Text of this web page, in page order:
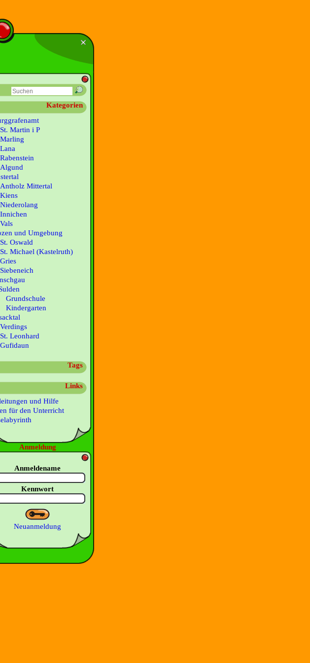
Kategorien
St. Martin i P
Marling
Lana
Rabenstein
Algund
Antholz Mittertal
Kiens
Niederolang
Innichen
Vals
und Umgebung
St. Oswald
St. Michael (Kastelruth)
Gries
Siebeneich
Grundschule
Kindergarten
Verdings
St. Leonhard
Gufidaun
Tags
Links
und Hilfe
für den Unterricht
Anmeldung
Anmeldename
Kennwort
Neuanmeldung